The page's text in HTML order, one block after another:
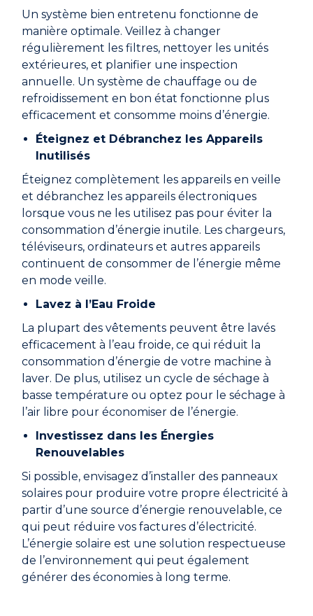
Un système bien entretenu fonctionne de
manière optimale. Veillez à changer
régulièrement les filtres, nettoyer les unités
extérieures, et planifier une inspection
annuelle. Un système de chauffage ou de
refroidissement en bon état fonctionne plus
efficacement et consomme moins d’énergie.
Éteignez et Débranchez les Appareils
Inutilisés
Éteignez complètement les appareils en veille
et débranchez les appareils électroniques
lorsque vous ne les utilisez pas pour éviter la
consommation d’énergie inutile. Les chargeurs,
téléviseurs, ordinateurs et autres appareils
continuent de consommer de l’énergie même
en mode veille.
Lavez à l’Eau Froide
La plupart des vêtements peuvent être lavés
efficacement à l’eau froide, ce qui réduit la
consommation d’énergie de votre machine à
laver. De plus, utilisez un cycle de séchage à
basse température ou optez pour le séchage à
l’air libre pour économiser de l’énergie.
Investissez dans les Énergies
Renouvelables
Si possible, envisagez d’installer des panneaux
solaires pour produire votre propre électricité à
partir d’une source d’énergie renouvelable, ce
qui peut réduire vos factures d’électricité.
L’énergie solaire est une solution respectueuse
de l’environnement qui peut également
générer des économies à long terme.